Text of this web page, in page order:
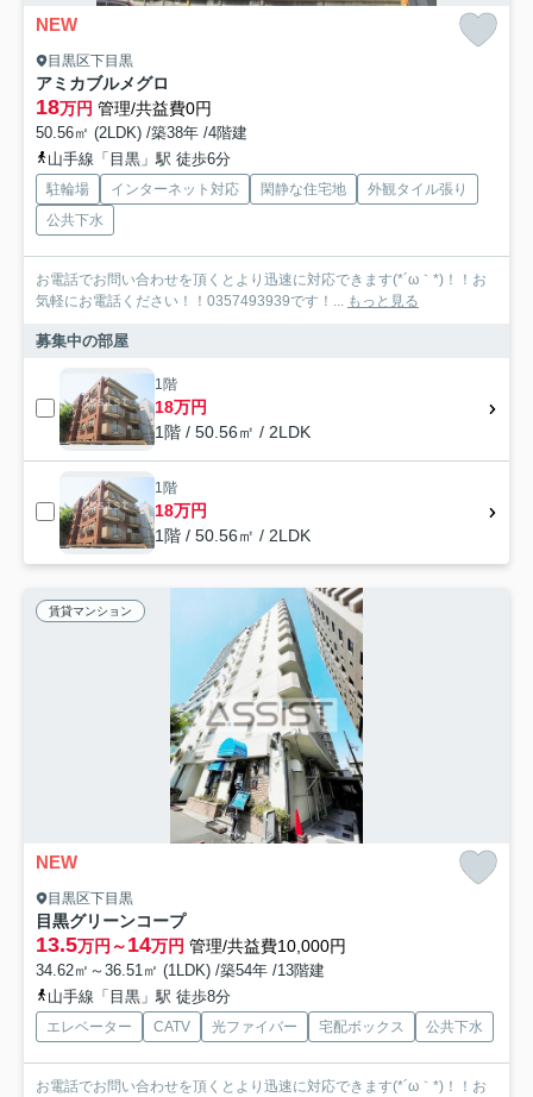
NEW
目黒区下目黒
アミカブルメグロ
18万円 管理/共益費0円
50.56㎡ (2LDK) /築38年 /4階建
山手線「目黒」駅 徒歩6分
駐輪場 インターネット対応 閑静な住宅地
外観タイル張り
公共下水
お電話でお問い合わせを頂くとより迅速に対応できます(*´ω｀*)！！お
気軽にお電話ください！！0357493939です！...
もっと見る
募集中の部屋
1階
18万円
1階 / 50.56㎡ / 2LDK
1階
18万円
1階 / 50.56㎡ / 2LDK
賃貸マンション
NEW
目黒区下目黒
目黒グリーンコープ
13.5万円～14万円 管理/共益費10,000円
34.62㎡～36.51㎡ (1LDK) /築54年 /13階建
山手線「目黒」駅 徒歩8分
エレベーター CATV 光ファイバー 宅配ボックス 公共下水
お電話でお問い合わせを頂くとより迅速に対応できます(*´ω｀*)！！お